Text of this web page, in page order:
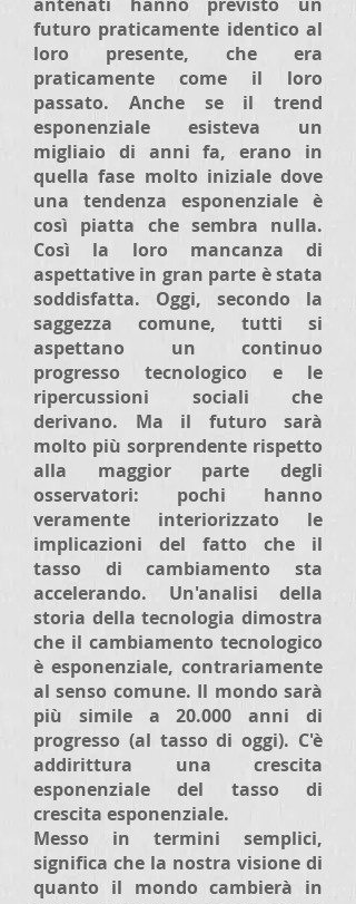
futuro praticamente identico al
loro presente, che era
praticamente come il loro
passato. Anche se il trend
esponenziale esisteva un
migliaio di anni fa, erano in
quella fase molto iniziale dove
una tendenza esponenziale è
così piatta che sembra nulla.
Così la loro mancanza di
aspettative in gran parte è stata
soddisfatta. Oggi, secondo la
saggezza comune, tutti si
aspettano un continuo
progresso tecnologico e le
ripercussioni sociali che
derivano. Ma il futuro sarà
molto più sorprendente rispetto
alla maggior parte degli
osservatori: pochi hanno
veramente interiorizzato le
implicazioni del fatto che il
tasso di cambiamento sta
accelerando. Un'analisi della
storia della tecnologia dimostra
che il cambiamento tecnologico
è esponenziale, contrariamente
al senso comune. Il mondo sarà
più simile a 20.000 anni di
progresso (al tasso di oggi). C'è
addirittura una crescita
esponenziale del tasso di
crescita esponenziale.
Messo in termini semplici,
significa che la nostra visione di
quanto il mondo cambierà in